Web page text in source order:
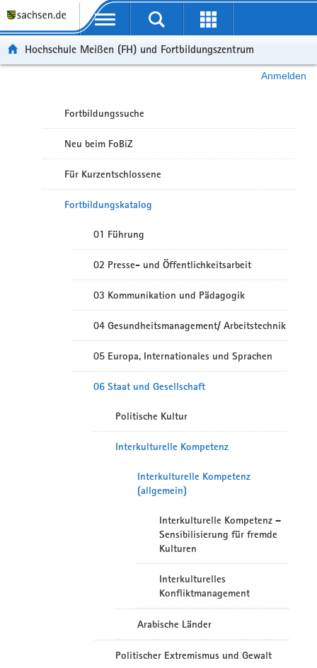
Portalübergreifende Navigation
Hochschule Meißen (FH) und Fortbildungszentrum
Anmelden
Fortbildungssuche
Neu beim FoBiZ
Für Kurzentschlossene
Fortbildungskatalog
01 Führung
02 Presse- und Öffentlichkeitsarbeit
03 Kommunikation und Pädagogik
04 Gesundheitsmanagement/ Arbeitstechnik
05 Europa, Internationales und Sprachen
06 Staat und Gesellschaft
Politische Kultur
Interkulturelle Kompetenz
Interkulturelle Kompetenz
(allgemein)
Interkulturelle Kompetenz –
Sensibilisierung für fremde
Kulturen
Interkulturelles
Konfliktmanagement
Arabische Länder
Politischer Extremismus und Gewalt